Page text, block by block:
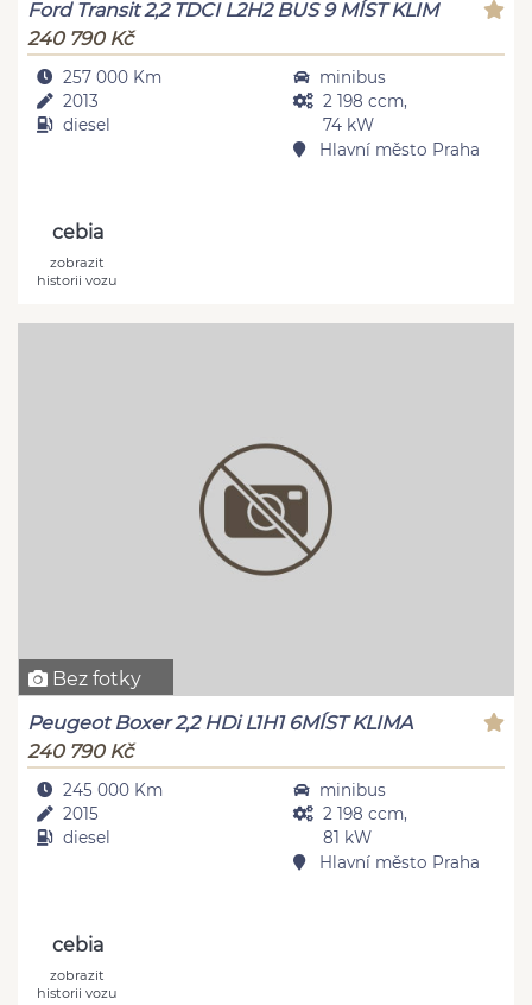
Ford Transit 2,2 TDCI L2H2 BUS 9 MÍST KLIM
240 790 Kč
257 000 Km
2013
diesel
minibus
2 198 ccm,
74 kW
Hlavní město Praha
cebia
zobrazit
historii vozu
Bez fotky
Peugeot Boxer 2,2 HDi L1H1 6MÍST KLIMA
240 790 Kč
245 000 Km
2015
diesel
minibus
2 198 ccm,
81 kW
Hlavní město Praha
cebia
zobrazit
historii vozu